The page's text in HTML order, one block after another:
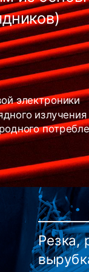
электроники
излучения
Резка,